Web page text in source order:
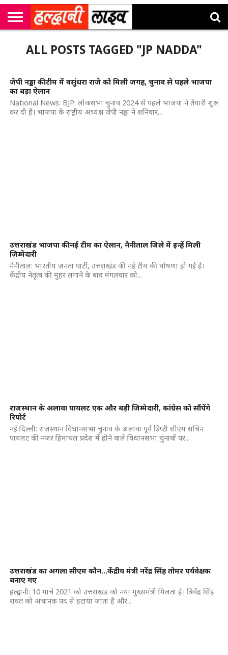
एम
कॉर्नर
उत्तराखंड
न्यूज़
खेल
मनोरंजन
सम्पादकीय
जॉब
अलर्ट्स
ALL POSTS TAGGED "JP NADDA"
जेपी नड्डा की टीम में वसुंधरा राजे को मिली जगह, चुनाव से पहले भाजपा
का बड़ा ऐलान
National News: BJP: लोकसभा चुनाव 2024 से पहले भाजपा ने तैयारी शुरू
कर दी है। भाजपा के राष्ट्रीय अध्यक्ष जेपी नड्डा ने शनिवार...
उत्तराखंड भाजपा की नई टीम का ऐलान, नैनीताल जिले में इन्हें मिली
ज़िम्मेदारी
नैनीताल: भारतीय जनता पार्टी, उत्तराखंड की नई टीम की घोषणा हो गई है।
केंद्रीय नेतृत्व की मुहर लगाने के बाद मंगलवार को...
राजस्थान के अलावा पायलट एक और बड़ी जिम्मेदारी, कांग्रेस को सौंपेंगे
रिपोर्ट
नई दिल्ली: राजस्थान विधानसभा चुनाव के अलावा पूर्व डिप्टी सीएम सचिन
पायलट की नजर हिमाचल प्रदेश में होने वाले विधानसभा चुनावों पर...
उत्तराखंड का अगला सीएम कौन…केंद्रीय मंत्री नरेंद्र सिंह तोमर पर्यवेक्षक
बनाए गए
हल्द्वानी: 10 मार्च 2021 को उत्तराखंड को नया मुख्यमंत्री मिलता है। त्रिवेंद्र सिंह
रावत को अचानक पद से हटाया जाता है और...